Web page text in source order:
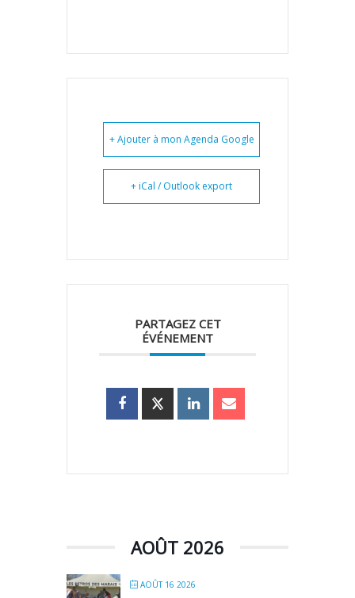
+ Ajouter à mon Agenda Google
+ iCal / Outlook export
PARTAGEZ CET
ÉVÉNEMENT
AOÛT 2026
AOÛT 16 2026